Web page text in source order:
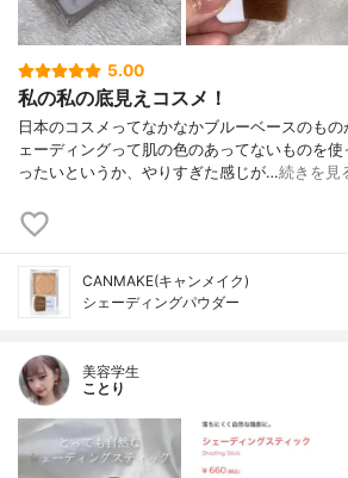
5.00
私の私の底見えコスメ！
日本のコスメってなかなかブルーベースのも
ェーディングって肌の色のあってないものを
ったいというか、やりすぎた感じが…続きを見
CANMAKE(キャンメイク)
シェーディングパウダー
美容学生
ことり